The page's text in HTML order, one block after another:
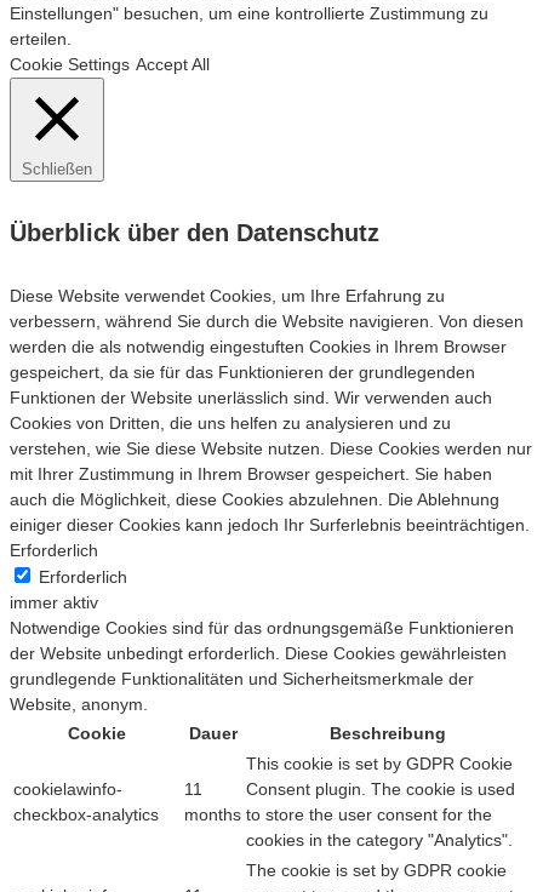
Einstellungen" besuchen, um eine kontrollierte Zustimmung zu
erteilen.
Cookie Settings Accept All
Schließen
Überblick über den Datenschutz
Diese Website verwendet Cookies, um Ihre Erfahrung zu
verbessern, während Sie durch die Website navigieren. Von diesen
werden die als notwendig eingestuften Cookies in Ihrem Browser
gespeichert, da sie für das Funktionieren der grundlegenden
Funktionen der Website unerlässlich sind. Wir verwenden auch
Cookies von Dritten, die uns helfen zu analysieren und zu
verstehen, wie Sie diese Website nutzen. Diese Cookies werden nur
mit Ihrer Zustimmung in Ihrem Browser gespeichert. Sie haben
auch die Möglichkeit, diese Cookies abzulehnen. Die Ablehnung
einiger dieser Cookies kann jedoch Ihr Surferlebnis beeinträchtigen.
Erforderlich
Erforderlich
immer aktiv
Notwendige Cookies sind für das ordnungsgemäße Funktionieren
der Website unbedingt erforderlich. Diese Cookies gewährleisten
grundlegende Funktionalitäten und Sicherheitsmerkmale der
Website, anonym.
Cookie
Dauer Beschreibung
cookielawinfo-
checkbox-analytics
11
months
This cookie is set by GDPR Cookie
Consent plugin. The cookie is used
to store the user consent for the
cookies in the category "Analytics".
The cookie is set by GDPR cookie